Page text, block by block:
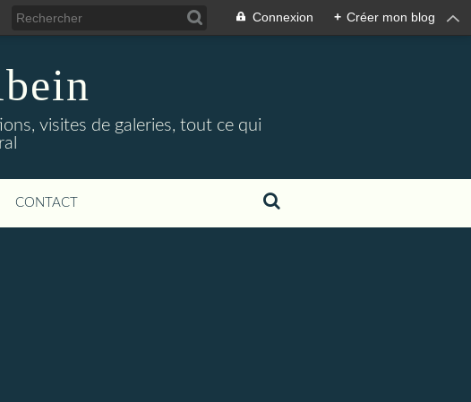
Connexion + Créer mon blog
visites de galeries, tout ce qui
CONTACT